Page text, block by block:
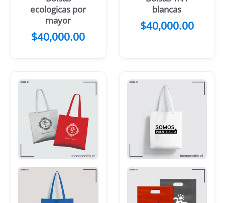
ecologicas por
mayor
$40,000.00
blancas
$40,000.00